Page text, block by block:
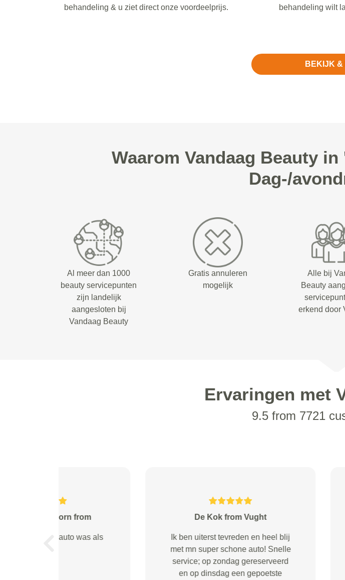
behandeling & u ziet direct onze voordeelprijs.
behandeling wilt
BEKIJK &
Waarom Vandaag Beauty
Dag-/
Al meer dan 1000
beauty servicepunten
zijn landelijk
aangesloten bij
Vandaag Beauty
Gratis annuleren
mogelijk
Alle bij
Beauty
erkend door
Ervaringen met
9.5 from 7721
Je krijgt goed inzicht in de kosten.
Prettige mensen die er werken.
Gelderman